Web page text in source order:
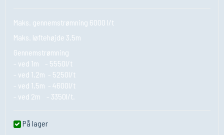
Maks. gennemstrømning 6000 l/t
Maks. løftehøjde 3,5m
Gennemstrømning
- ved 1m - 5550l/t
- ved 1,2m - 5250l/t
- ved 1,5m - 4600l/t
- ved 2m - 3350l/t.
På lager